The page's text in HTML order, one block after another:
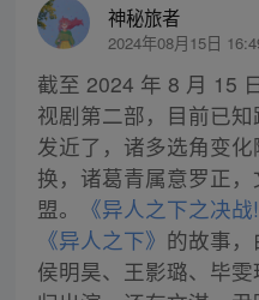
神秘旅者
2024年08月15日
截至 2024 年 8 月 15
视剧第二部，目前已
发近了，诸多选角变
换，诸葛青属意罗正
盟。
《异人之下之决战
《异人之下》 的故事，
侯明昊、王影璐、毕